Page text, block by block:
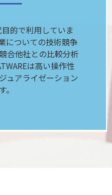
目的で利用していま
についての技術競争
合他社との比較分析
は高い操作性
ュアライゼーション